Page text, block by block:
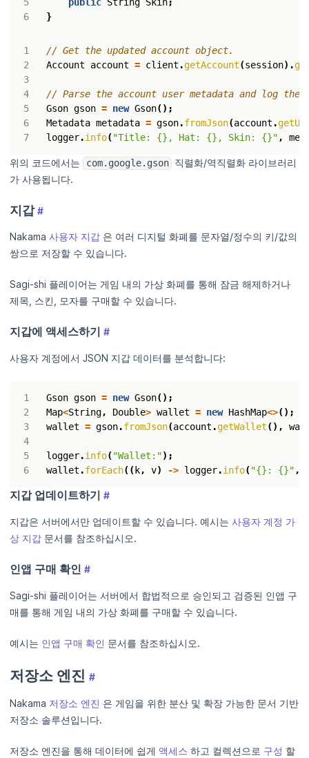
5
6
public String Skin;
}
1
2
3
4
5
6
7
// Get the updated account object.
Account
account = client .getAccount(session).
// Parse the account user metadata and log
Gson gson = new Gson();
Metadata metadata = gson.fromJson(account .
logger.info("Title: {}, Hat: {}, Skin: {}",
위의 코드에서는 com.google.gson 직렬화/역직렬화 라이브러리
가 사용됩니다.
지갑#
Nakama 사용자 지갑 은 여러 디지털 화폐를 문자열/정수의 키/값의
쌍으로 저장할 수 있습니다.
Sagi-shi 플레이어는 게임 내의 가상 화폐를 통해 잠금 해제하거나
제목, 스킨, 모자를 구매할 수 있습니다.
지갑에 액세스하기 #
사용자 계정에서 JSON 지갑 데이터를 분석합니다:
1
2
3
4
5
6
Gson gson = new Gson();
Map<String, Double> wallet = new HashMap<>();
wallet = gson.fromJson(account .getWallet(),
logger.info("Wallet:");
wallet .forEach(( k, v) -> logger.info("{}: {}",
지갑 업데이트하기 #
지갑은 서버에서만 업데이트할 수 있습니다. 예시는 사용자 계정 가
상 지갑 문서를 참조하십시오.
인앱 구매 확인 #
Sagi-shi 플레이어는 서버에서 합법적으로 승인되고 검증된 인앱 구
매를 통해 게임 내의 가상 화폐를 구매할 수 있습니다.
예시는 인앱 구매 확인 문서를 참조하십시오.
저장소 엔진 #
Nakama 저장소 엔진 은 게임을 위한 분산 및 확장 가능한 문서 기반
저장소 솔루션입니다.
저장소 엔진을 통해 데이터에 쉽게 액세스 하고 컬렉션으로 구성 할